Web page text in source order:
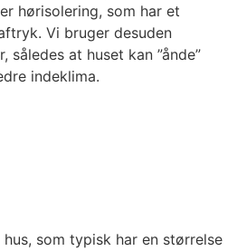
hørisolering, som har et
Vi bruger desuden
således at huset kan ”ånde”
indeklima.
som typisk har en størrelse